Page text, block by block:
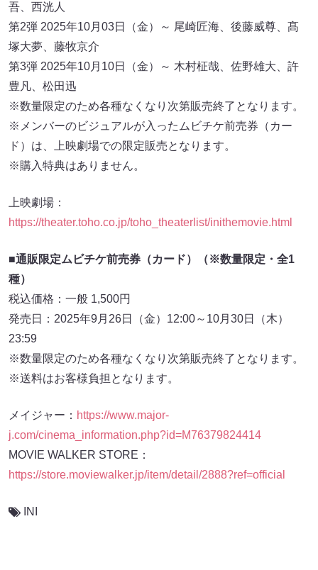
吾、西洸人
第2弾 2025年10月03日（金）～ 尾崎匠海、後藤威尊、髙
塚大夢、藤牧京介
第3弾 2025年10月10日（金）～ 木村柾哉、佐野雄大、許
豊凡、松田迅
※数量限定のため各種なくなり次第販売終了となります。
※メンバーのビジュアルが入ったムビチケ前売券（カー
ド）は、上映劇場での限定販売となります。
※購入特典はありません。
上映劇場：
https://theater.toho.co.jp/toho_theaterlist/inithemovie.html
■通販限定ムビチケ前売券（カード）（※数量限定・全1
種）
税込価格：一般 1,500円
発売日：2025年9月26日（金）12:00～10月30日（木）
23:59
※数量限定のため各種なくなり次第販売終了となります。
※送料はお客様負担となります。
メイジャー： https://www.major-
j.com/cinema_information.php?id=M76379824414
MOVIE WALKER STORE：
https://store.moviewalker.jp/item/detail/2888?ref=official
INI